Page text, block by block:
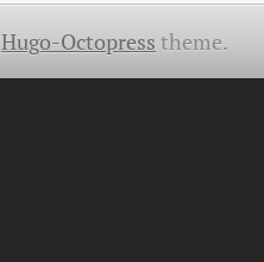
Hugo-Octopress theme.